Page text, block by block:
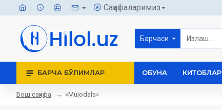
Саҳифаларимиз
Барчаси
БАРЧА БЎЛИМЛАР ОБУНА КИТОБЛАР
Бош саҳифа «Mujodala»